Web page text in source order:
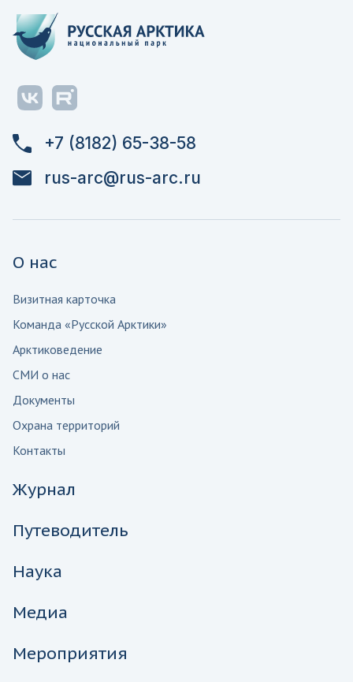
+7 (8182) 65-38-58
rus-arc@rus-arc.ru
О нас
Визитная карточка
Команда «Русской Арктики»
Арктиковедение
СМИ о нас
Документы
Охрана территорий
Контакты
Журнал
Путеводитель
Наука
Медиа
Мероприятия